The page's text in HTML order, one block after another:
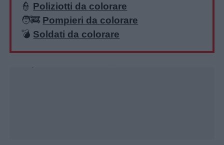
👮 Poliziotti da colorare
🧑‍🚒 Pompieri da colorare
💣 Soldati da colorare